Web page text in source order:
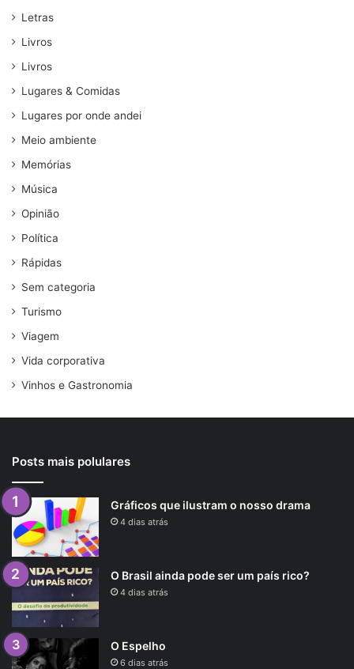
Letras
Livros
Livros
Lugares & Comidas
Lugares por onde andei
Meio ambiente
Memórias
Música
Opinião
Política
Rápidas
Sem categoria
Turismo
Viagem
Vida corporativa
Vinhos e Gastronomia
Posts mais polulares
Gráficos que ilustram o nosso drama
4 dias atrás
O Brasil ainda pode ser um país rico?
4 dias atrás
O Espelho
6 dias atrás